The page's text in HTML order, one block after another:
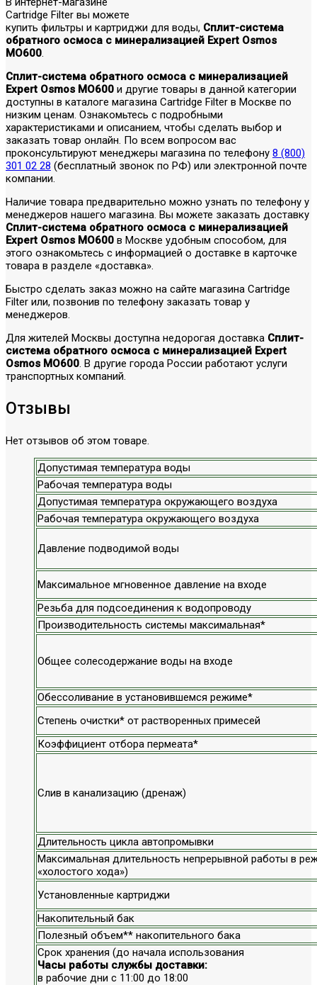
Cartridge Filter вы можете
купить фильтры и картриджи для воды, Сплит-система
обратного осмоса с минерализацией Expert Osmos
MO600.
Сплит-система обратного осмоса с минерализацией
Expert Osmos MO600 и другие товары в данной категории
доступны в каталоге магазина Cartridge Filter в Москве по
низким ценам. Ознакомьтесь с подробными
характеристиками и описанием, чтобы сделать выбор и
заказать товар онлайн. По всем вопросом вас
проконсультируют менеджеры магазина по телефону 8 (800)
301 02 28 (бесплатный звонок по РФ) или электронной почте
компании.
Наличие товара предварительно можно узнать по телефону у
менеджеров нашего магазина. Вы можете заказать доставку
Сплит-система обратного осмоса с минерализацией
Expert Osmos MO600 в Москве удобным способом, для
этого ознакомьтесь с информацией о доставке в карточке
товара в разделе «доставка».
Быстро сделать заказ можно на сайте магазина Cartridge
Filter или, позвонив по телефону заказать товар у
менеджеров.
Для жителей Москвы доступна недорогая доставка Сплит-
система обратного осмоса с минерализацией Expert
Osmos MO600. В другие города России работают услуги
транспортных компаний.
Отзывы
Нет отзывов об этом товаре.
Допустимая температура воды
Рабочая температура воды
Допустимая температура окружающего воздуха
Рабочая температура окружающего воздуха
Давление подводимой воды
Максимальное мгновенное давление на входе
Резьба для подсоединения к водопроводу
Производительность системы максимальная*
Общее солесодержание воды на входе
Обессоливание в установившемся режиме*
Степень очистки* от растворенных примесей
Коэффициент отбора пермеата*
Слив в канализацию (дренаж)
Длительность цикла автопромывки
Максимальная длительность непрерывной работы в
«холостого хода»)
Установленные картриджи
Накопительный бак
Полезный объем** накопительного бака
Срок хранения (до начала использования
Часы работы службы доставки:
в рабочие дни с 11:00 до 18:00